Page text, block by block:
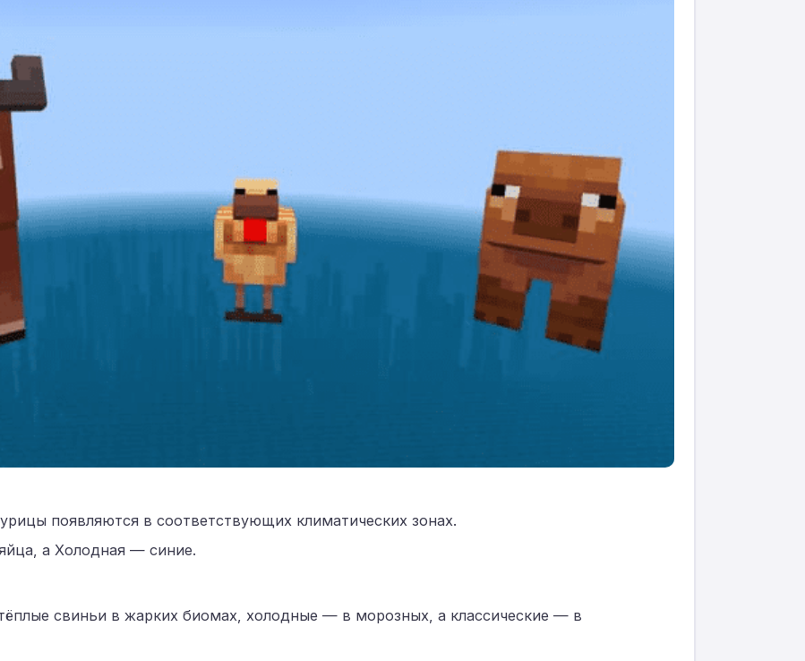
появляются в соответствующих климатических зонах.
а Холодная — синие.
свиньи в жарких биомах, холодные — в морозных, а классические — в